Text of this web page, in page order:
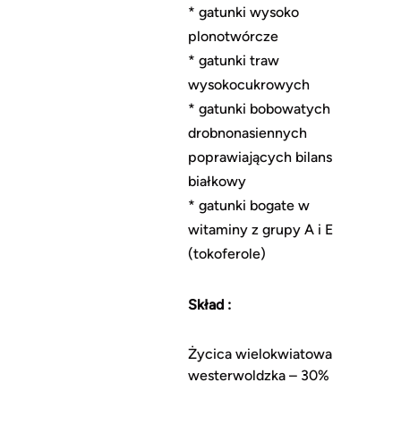
* gatunki wysoko
plonotwórcze
* gatunki traw
wysokocukrowych
* gatunki bobowatych
drobnonasiennych
poprawiających bilans
białkowy
* gatunki bogate w
witaminy z grupy A i E
(tokoferole)
Skład :
Życica wielokwiatowa
westerwoldzka – 30%